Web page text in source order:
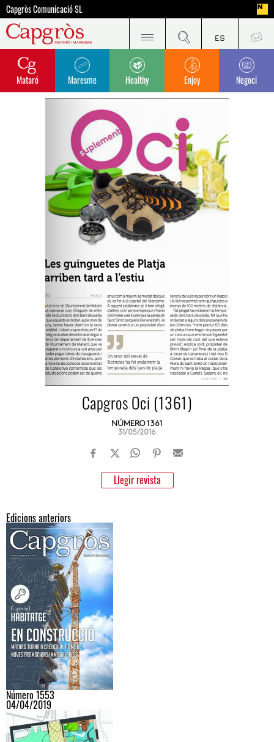
Capgròs Comunicació SL
Mataró Maresme Healthy Enjoy Negoci
Capgros Oci (1361)
NÚMERO 1361
31/05/2016
Llegir revista
Edicions anteriors
Número 1553
04/04/2019